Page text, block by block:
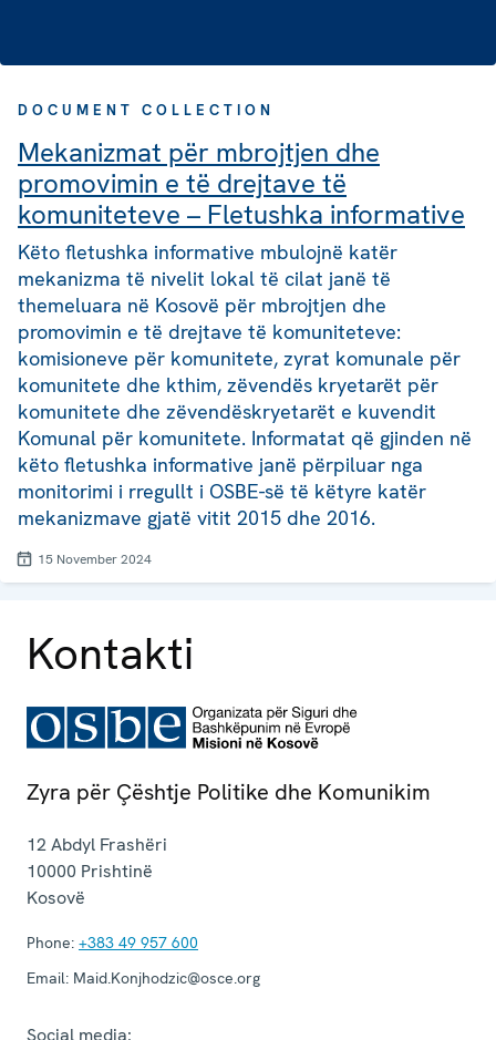
DOCUMENT COLLECTION
Mekanizmat për mbrojtjen dhe
promovimin e të drejtave të
komuniteteve – Fletushka informative
Këto fletushka informative mbulojnë katër
mekanizma të nivelit lokal të cilat janë të
themeluara në Kosovë për mbrojtjen dhe
promovimin e të drejtave të komuniteteve:
komisioneve për komunitete, zyrat komunale për
komunitete dhe kthim, zëvendës kryetarët për
komunitete dhe zëvendëskryetarët e kuvendit
Komunal për komunitete. Informatat që gjinden në
këto fletushka informative janë përpiluar nga
monitorimi i rregullt i OSBE-së të këtyre katër
mekanizmave gjatë vitit 2015 dhe 2016.
15 November 2024
Kontakti
Zyra për Çështje Politike dhe Komunikim
12 Abdyl Frashëri
10000 Prishtinë
Kosovë
Phone: +383 49 957 600
Email: Maid.Konjhodzic@osce.org
Social media: